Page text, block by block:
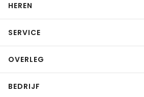
HEREN
SERVICE
OVERLEG
BEDRIJF